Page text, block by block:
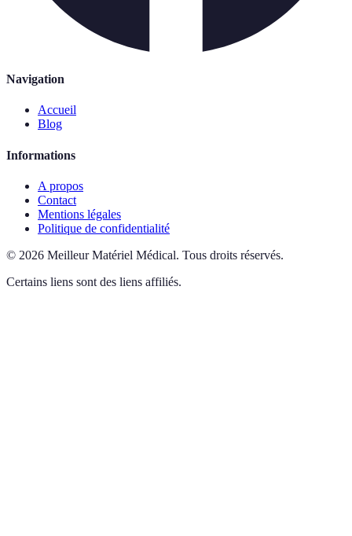
Navigation
Accueil
Blog
Informations
A propos
Contact
Mentions légales
Politique de confidentialité
© 2026 Meilleur Matériel Médical. Tous droits réservés.
Certains liens sont des liens affiliés.